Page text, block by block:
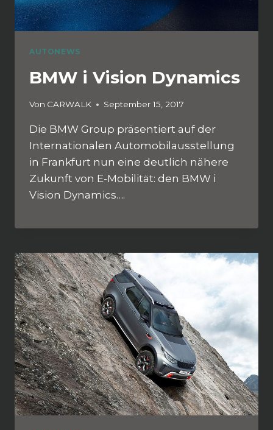
AUTONEWS
BMW i Vision Dynamics
Von CARWALK September 15, 2017
Die BMW Group präsentiert auf der
Internationalen Automobilausstellung
in Frankfurt nun eine deutlich nähere
Zukunft von E-Mobilität: den BMW i
Vision Dynamics….